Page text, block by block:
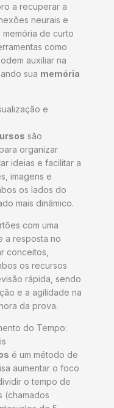
a recuperar a
neurais e
de curto
como
auxiliar na
sua memória
e
são
organizar
ideias e facilitar a
imagens e
os lados do
mais dinâmico.
com uma
a resposta no
conceitos,
os recursos
rápida, sendo
e a agilidade na
da prova.
do Tempo:
é um método de
aumentar o foco
o tempo de
(chamados